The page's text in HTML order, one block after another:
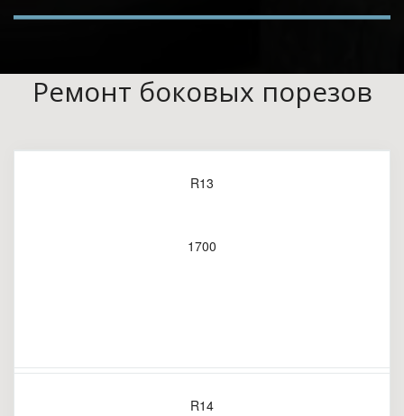
Ремонт боковых порезов
R13
1700
R14